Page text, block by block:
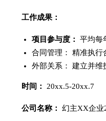
工作成果：
项目参与度：
平均每
合同管理： 精准执行
外部关系： 建立并维
时间： 20xx.5-20xx.7
公司名称： 幻主XX企业